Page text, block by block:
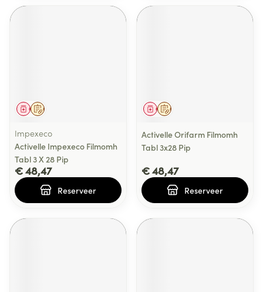
Op voorschrift
Geneesmiddel
Impexeco
Activelle Impexeco Filmomh
Tabl 3 X 28 Pip
€ 48,47
Reserveer
Op voorschrift
Geneesmiddel
Activelle Orifarm Filmomh
Tabl 3x28 Pip
€ 48,47
Reserveer